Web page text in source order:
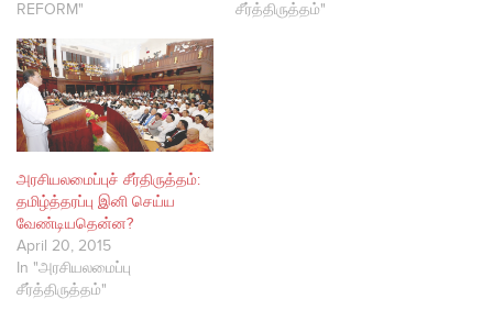
REFORM"
சீர்த்திருத்தம்"
அரசியலமைப்புச் சீர்திருத்தம்:
தமிழ்த்தரப்பு இனி செய்ய
வேண்டியதென்ன?
April 20, 2015
In "அரசியலமைப்பு
சீர்த்திருத்தம்"